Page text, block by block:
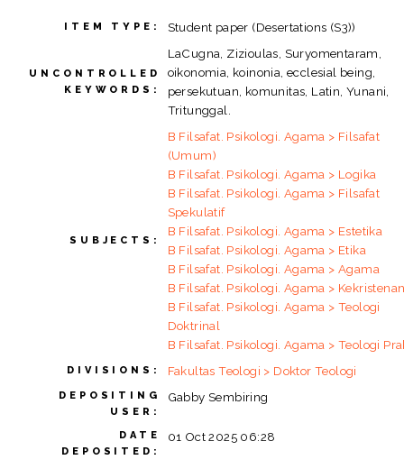
ITEM TYPE: Student paper (Desertations (S3))
UNCONTROLLED
KEYWORDS:
LaCugna, Zizioulas, Suryomentaram,
oikonomia, koinonia, ecclesial being,
persekutuan, komunitas, Latin, Yunani,
Tritunggal.
SUBJECTS:
B Filsafat. Psikologi. Agama > Filsafat
(Umum)
B Filsafat. Psikologi. Agama > Logika
B Filsafat. Psikologi. Agama > Filsafat
Spekulatif
B Filsafat. Psikologi. Agama > Estetika
B Filsafat. Psikologi. Agama > Etika
B Filsafat. Psikologi. Agama > Agama
B Filsafat. Psikologi. Agama >
B Filsafat. Psikologi. Agama > Teologi
Doktrinal
B Filsafat. Psikologi. Agama > Teologi
DIVISIONS: Fakultas Teologi > Doktor Teologi
DEPOSITING
USER:
Gabby Sembiring
DATE
DEPOSITED:
01 Oct 2025 06:28